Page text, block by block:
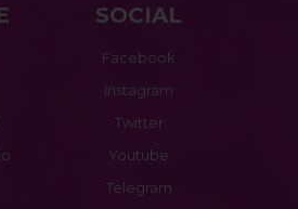
SOCIAL
Facebook
Instagram
Twitter
Youtube
Telegram